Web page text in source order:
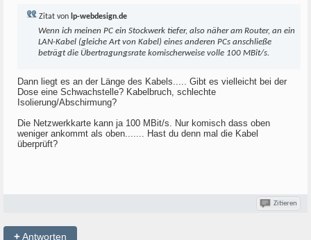
Zitat von lp-webdesign.de
Wenn ich meinen PC ein Stockwerk tiefer, also näher am Router, an ein
LAN-Kabel (gleiche Art von Kabel) eines anderen PCs anschließe
beträgt die Übertragungsrate komischerweise volle 100 MBit/s.
Dann liegt es an der Länge des Kabels..... Gibt es vielleicht bei der
Dose eine Schwachstelle? Kabelbruch, schlechte
Isolierung/Abschirmung?
Die Netzwerkkarte kann ja 100 MBit/s. Nur komisch dass oben
weniger ankommt als oben....... Hast du denn mal die Kabel
überprüft?
Zitieren
+Antworten